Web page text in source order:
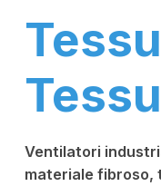
Ventilatori
materiale fibroso,